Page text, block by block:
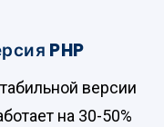
PHP
версии
на 30-50%